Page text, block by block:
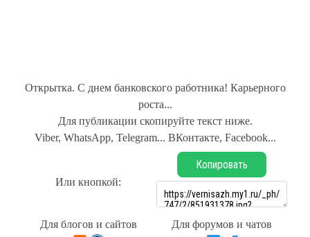
Открытка. С днем банковского работника! Карьерного
роста...
Для публикации скопируйте текст ниже.
Viber, WhatsApp, Telegram... ВКонтакте, Facebook...
Или кнопкой:
Копировать
Для блогов и сайтов Для форумов и чатов